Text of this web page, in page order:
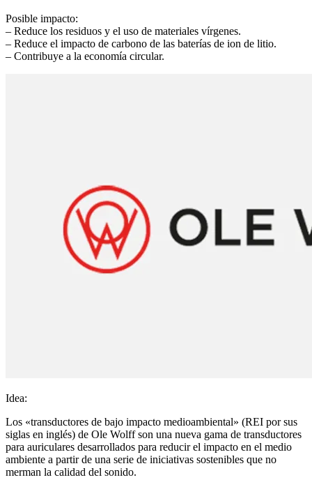
Posible impacto:
– Reduce los residuos y el uso de materiales vírgenes.
– Reduce el impacto de carbono de las baterías de ion de litio.
– Contribuye a la economía circular.
Idea:
Los «transductores de bajo impacto medioambiental» (REI por sus
siglas en inglés) de Ole Wolff son una nueva gama de transductores
para auriculares desarrollados para reducir el impacto en el medio
ambiente a partir de una serie de iniciativas sostenibles que no
merman la calidad del sonido.